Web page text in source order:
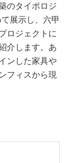
のタイポロジ
展示し、六甲
ロジェクトに
介します。あ
ンした家具や
フィスから現